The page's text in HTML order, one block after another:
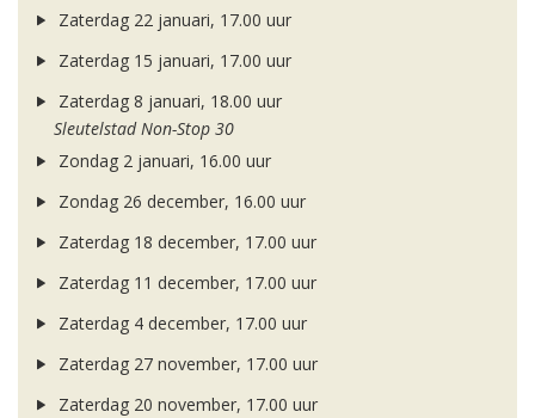
Zaterdag 22 januari, 17.00 uur
Zaterdag 15 januari, 17.00 uur
Zaterdag 8 januari, 18.00 uur
Sleutelstad Non-Stop 30
Zondag 2 januari, 16.00 uur
Zondag 26 december, 16.00 uur
Zaterdag 18 december, 17.00 uur
Zaterdag 11 december, 17.00 uur
Zaterdag 4 december, 17.00 uur
Zaterdag 27 november, 17.00 uur
Zaterdag 20 november, 17.00 uur